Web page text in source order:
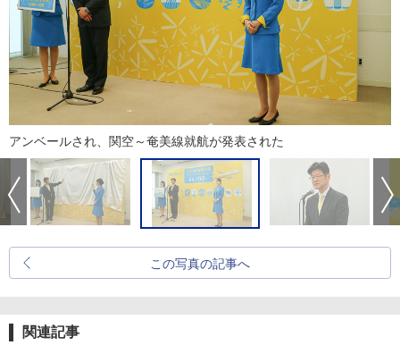
アンベールされ、関空～奄美線就航が発表された
この写真の記事へ
関連記事